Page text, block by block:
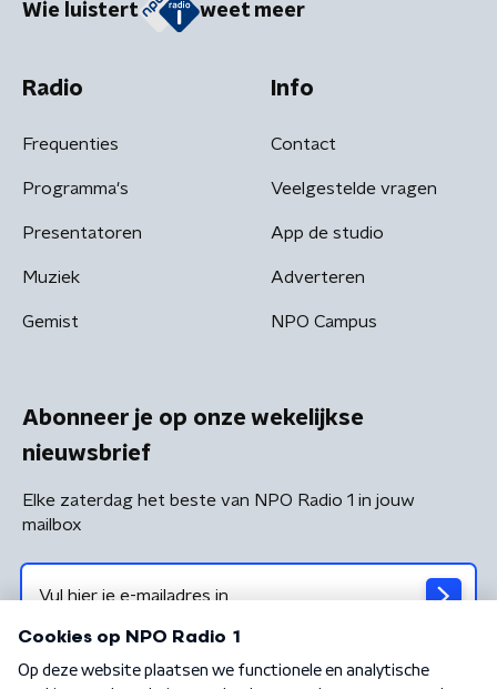
Wie luistert weet meer
Radio
Frequenties
Programma's
Presentatoren
Muziek
Gemist
Info
Contact
Veelgestelde vragen
App de studio
Adverteren
NPO Campus
Abonneer je op onze wekelijkse
nieuwsbrief
Elke zaterdag het beste van NPO Radio 1 in jouw
mailbox